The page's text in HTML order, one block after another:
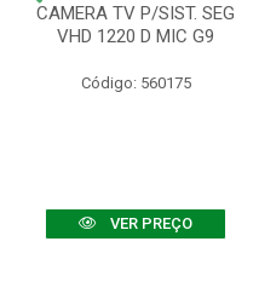
CAMERA TV P/SIST. SEG
VHD 1220 D MIC G9
Código: 560175
VER PREÇO